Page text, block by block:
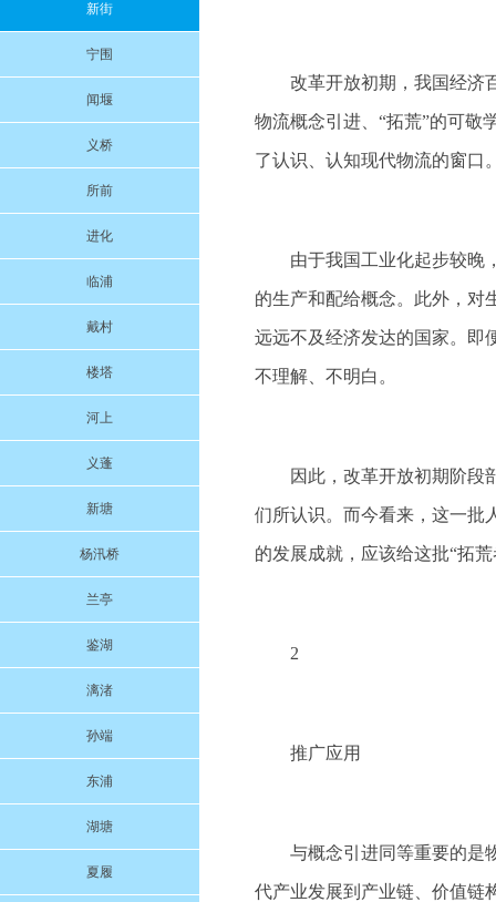
新街
宁围
闻堰
义桥
所前
进化
临浦
戴村
楼塔
河上
义蓬
新塘
杨汛桥
兰亭
鉴湖
漓渚
孙端
东浦
湖塘
夏履
改革开放初期，我国经济
物流概念引进、“拓荒”的可敬
了认识、认知现代物流的窗口
由于我国工业化起步较晚
的生产和配给概念。此外，对
远远不及经济发达的国家。即
不理解、不明白。
因此，改革开放初期阶段
们所认识。而今看来，这一批
的发展成就，应该给这批“拓
2
推广应用
与概念引进同等重要的是
代产业发展到产业链、价值链